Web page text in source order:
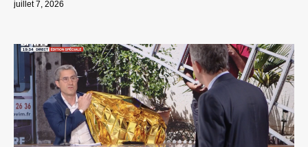
juillet 7, 2026